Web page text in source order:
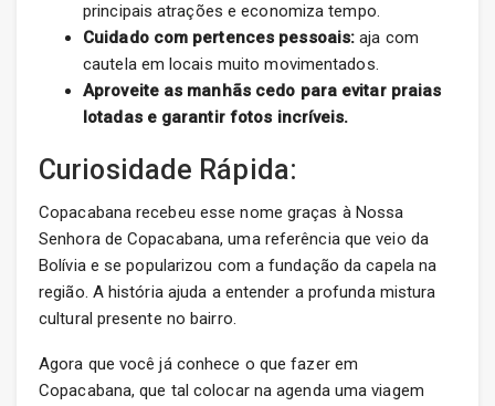
principais atrações e economiza tempo.
Cuidado com pertences pessoais: aja com
cautela em locais muito movimentados.
Aproveite as manhãs cedo para evitar praias
lotadas e garantir fotos incríveis.
Curiosidade Rápida:
Copacabana recebeu esse nome graças à Nossa
Senhora de Copacabana, uma referência que veio da
Bolívia e se popularizou com a fundação da capela na
região. A história ajuda a entender a profunda mistura
cultural presente no bairro.
Agora que você já conhece o que fazer em
Copacabana, que tal colocar na agenda uma viagem